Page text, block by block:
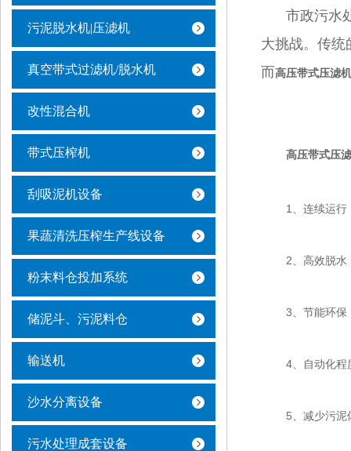
污泥脱水机|压滤机
真空带式过滤机/脱水机
改性混合机
带式压榨机
刮吸泥机设备
果蔬清洗压榨生产线设备
粉末料仓投加系统
储泥斗、污泥料仓
输送机
沙水分离设备
污水处理成套设备
市政污水
大挑战。传统
而高压带式压滤机
高压带式压
1、 连续运行
2、 高效脱水
3、 节能环保
4、 自动化
5、 减少污泥